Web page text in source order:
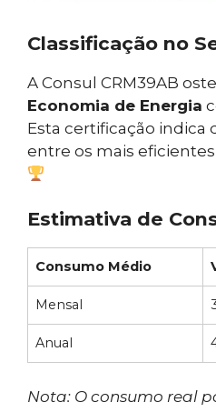
Classificação no
A Consul CRM39AB
Economia de Energia
Esta certificação indica
entre os mais
Estimativa de
Consumo Médio
Mensal
Anual
Nota: O consumo real